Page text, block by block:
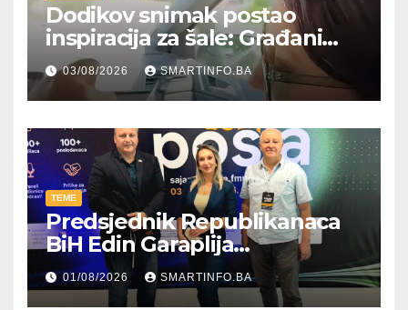
Dodikov snimak postao
inspiracija za šale: Građani
kroz parodiju poslali poruku
03/08/2026 SMARTINFO.BA
TEME
Predsjednik Republikanaca
BiH Edin Garaplija
prisustvovao prezentaciji
Federalnog sajma
01/08/2026 SMARTINFO.BA